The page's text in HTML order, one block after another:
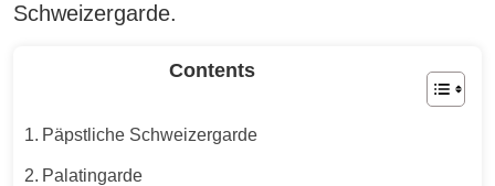
Schweizergarde.
Contents
Päpstliche Schweizergarde
Palatingarde